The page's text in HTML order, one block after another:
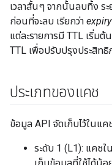
เวลาสั้นๆ จากนั้นลบทิ้ง ร
ก่อนที่จะลบ เรียกว่า expiry
แต่ละรายการมี TTL เริ่ม
TTL เพื่อปรับปรุงประสิท
ประเภทของแคช
ข้อมูล API จัดเก็บไว้ในแค
ระดับ 1 (L1): แคชใ